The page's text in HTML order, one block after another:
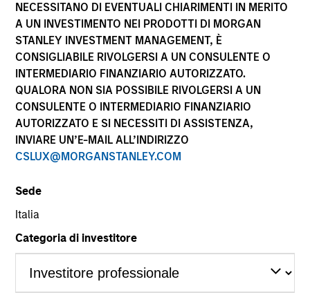
NECESSITANO DI EVENTUALI CHIARIMENTI IN MERITO
A UN INVESTIMENTO NEI PRODOTTI DI MORGAN
STANLEY INVESTMENT MANAGEMENT, È
CONSIGLIABILE RIVOLGERSI A UN CONSULENTE O
INTERMEDIARIO FINANZIARIO AUTORIZZATO.
QUALORA NON SIA POSSIBILE RIVOLGERSI A UN
CONSULENTE O INTERMEDIARIO FINANZIARIO
AUTORIZZATO E SI NECESSITI DI ASSISTENZA,
INVIARE UN’E-MAIL ALL’INDIRIZZO
CSLUX@MORGANSTANLEY.COM
Sede
Italia
Categoria di investitore
La presente comunicazione ha carattere promozionale.
La performance passata non è un indicatore affidabile dei
risultati futuri. I rendimenti possono aumentare o diminuire
per effetto delle oscillazioni valutarie. Tutti i dati di
performance sono calcolati in base al valore del
patrimonio netto (NAV), al netto delle spese, e non
comprendono le commissioni e gli oneri relativi
all’emissione e al rimborso delle quote. Tutti i dati relativi
alle performance e agli indici sono tratti da Morgan
Stanley Investment Management.
Rendimenti nell’anno solare.
*Devise de référence du fonds